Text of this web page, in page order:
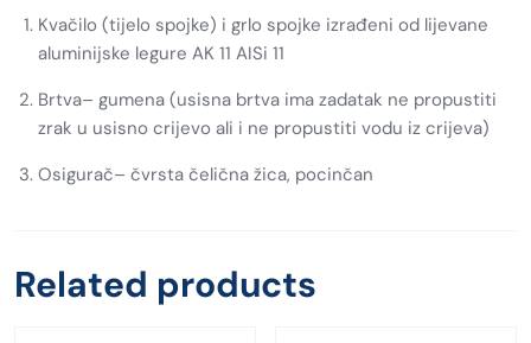
Kvačilo (tijelo spojke) i grlo spojke izrađeni od lijevane
aluminijske legure AK 11 AISi 11
Brtva– gumena (usisna brtva ima zadatak ne propustiti
zrak u usisno crijevo ali i ne propustiti vodu iz crijeva)
Osigurač– čvrsta čelična žica, pocinčan
Related products